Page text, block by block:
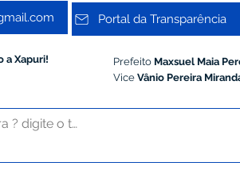
Portal da Transparência
a Xapuri! Prefeito Maxsuel Maia
Vice Vânio Pereira